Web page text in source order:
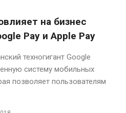
на бизнес
Pay и Apple Pay
техногигант Google
систему мобильных
позволяет пользователям